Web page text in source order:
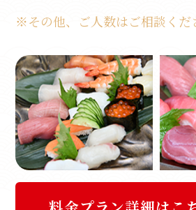
※その他、ご人数はご相談くだ